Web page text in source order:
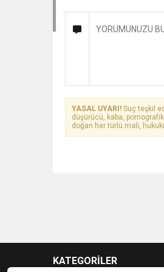
YASAL UYARI! Suç teşkil
düşürücü, kaba,
doğan her türlü mali,
KATEGORİLER